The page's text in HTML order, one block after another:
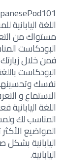
اللغة اليابانية
مستواك من
البودكاست
فمن خلال
البودكاست
نفسك وتحسينها
الاستماع و
اللغة
المناسب لك
المواضيع
اليابانية
اليابانية.